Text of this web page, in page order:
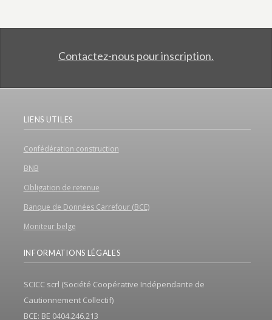
Contactez-nous pour inscription.
LIENS UTILES
Confédération construction
BNB
Obligation de retenue
Banque de Données Carrefour (BCE)
Moniteur belge
INFORMATIONS LÉGALES
SCICC scrl (Société Coopérative Indépendante de
Cautionnement Collectif)
BCE: BE 0404.246.213